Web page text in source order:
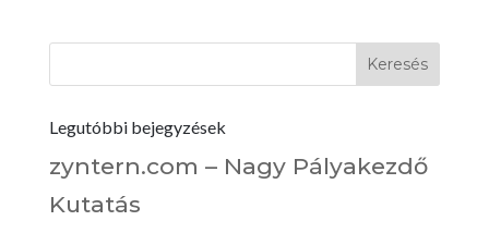
Legutóbbi bejegyzések
zyntern.com – Nagy Pályakezdő
Kutatás